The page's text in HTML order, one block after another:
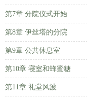
第7章 分院仪式开始
第8章 伊丝塔的分院
第9章 公共休息室
第10章 寝室和蜂蜜糖
第11章 礼堂风波